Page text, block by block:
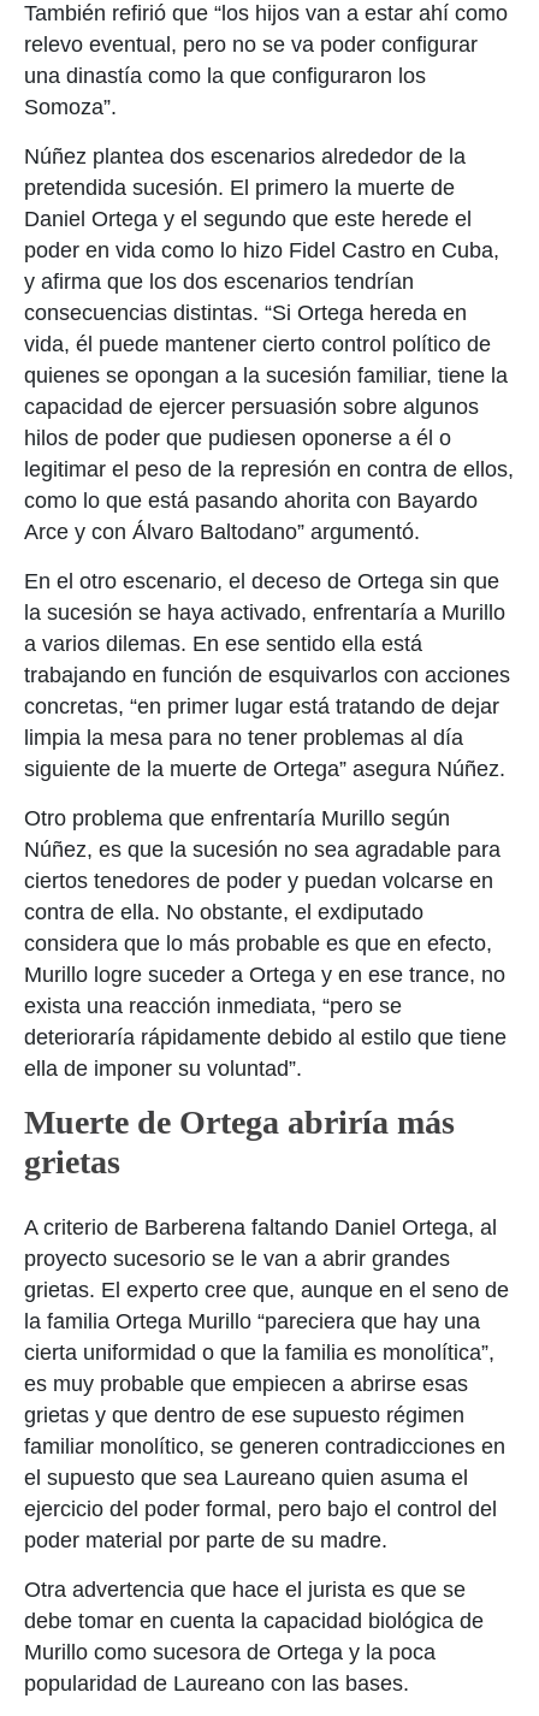
También refirió que “los hijos van a estar ahí como
relevo eventual, pero no se va poder configurar
una dinastía como la que configuraron los
Somoza”.
Núñez plantea dos escenarios alrededor de la
pretendida sucesión. El primero la muerte de
Daniel Ortega y el segundo que este herede el
poder en vida como lo hizo Fidel Castro en Cuba,
y afirma que los dos escenarios tendrían
consecuencias distintas. “Si Ortega hereda en
vida, él puede mantener cierto control político de
quienes se opongan a la sucesión familiar, tiene la
capacidad de ejercer persuasión sobre algunos
hilos de poder que pudiesen oponerse a él o
legitimar el peso de la represión en contra de ellos,
como lo que está pasando ahorita con Bayardo
Arce y con Álvaro Baltodano” argumentó.
En el otro escenario, el deceso de Ortega sin que
la sucesión se haya activado, enfrentaría a Murillo
a varios dilemas. En ese sentido ella está
trabajando en función de esquivarlos con acciones
concretas, “en primer lugar está tratando de dejar
limpia la mesa para no tener problemas al día
siguiente de la muerte de Ortega” asegura Núñez.
Otro problema que enfrentaría Murillo según
Núñez, es que la sucesión no sea agradable para
ciertos tenedores de poder y puedan volcarse en
contra de ella. No obstante, el exdiputado
considera que lo más probable es que en efecto,
Murillo logre suceder a Ortega y en ese trance, no
exista una reacción inmediata, “pero se
deterioraría rápidamente debido al estilo que tiene
ella de imponer su voluntad”.
Muerte de Ortega abriría más
grietas
A criterio de Barberena faltando Daniel Ortega, al
proyecto sucesorio se le van a abrir grandes
grietas. El experto cree que, aunque en el seno de
la familia Ortega Murillo “pareciera que hay una
cierta uniformidad o que la familia es monolítica”,
es muy probable que empiecen a abrirse esas
grietas y que dentro de ese supuesto régimen
familiar monolítico, se generen contradicciones en
el supuesto que sea Laureano quien asuma el
ejercicio del poder formal, pero bajo el control del
poder material por parte de su madre.
Otra advertencia que hace el jurista es que se
debe tomar en cuenta la capacidad biológica de
Murillo como sucesora de Ortega y la poca
popularidad de Laureano con las bases.